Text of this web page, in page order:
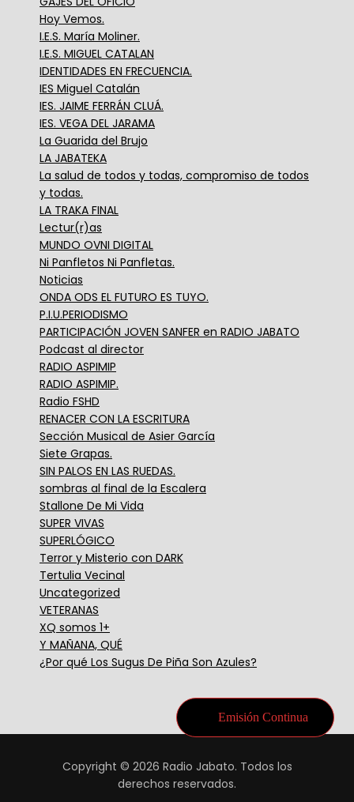
Hoy Vemos.
I.E.S. María Moliner.
I.E.S. MIGUEL CATALAN
IDENTIDADES EN FRECUENCIA.
IES Miguel Catalán
IES. JAIME FERRÁN CLUÁ.
IES. VEGA DEL JARAMA
La Guarida del Brujo
LA JABATEKA
La salud de todos y todas, compromiso de todos
y todas.
LA TRAKA FINAL
Lectur(r)as
MUNDO OVNI DIGITAL
Ni Panfletos Ni Panfletas.
Noticias
ONDA ODS EL FUTURO ES TUYO.
P.I.U.PERIODISMO
PARTICIPACIÓN JOVEN SANFER en RADIO JABATO
Podcast al director
RADIO ASPIMIP
RADIO ASPIMIP.
Radio FSHD
RENACER CON LA ESCRITURA
Sección Musical de Asier García
Siete Grapas.
SIN PALOS EN LAS RUEDAS.
sombras al final de la Escalera
Stallone De Mi Vida
SUPER VIVAS
SUPERLÓGICO
Terror y Misterio con DARK
Tertulia Vecinal
Uncategorized
VETERANAS
XQ somos 1+
Y MAÑANA, QUÉ
¿Por qué Los Sugus De Piña Son Azules?
Copyright © 2026 Radio Jabato. Todos los
derechos reservados.
Emisión Continua